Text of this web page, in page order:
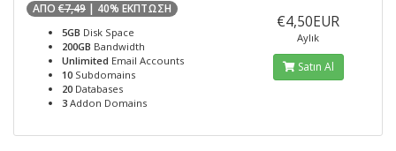
ΑΠΟ €7,49 | 40% ΕΚΠΤΩΣΗ
5GB Disk Space
200GB Bandwidth
Unlimited Email Accounts
10 Subdomains
20 Databases
3 Addon Domains
€4,50EUR
Aylık
Satın Al